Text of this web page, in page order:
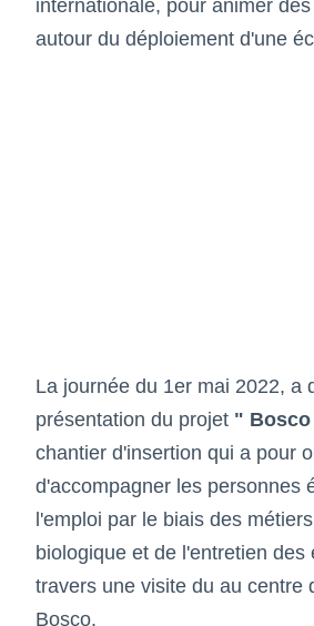
internationale, pour animer
autour du déploiement d'une
La journée du 1er mai 2022, a
présentation du projet "
chantier d'insertion qui a pour
d'accompagner les personnes
l'emploi par le biais des
biologique et de l'entretien des
travers une visite du au centre
Bosco.